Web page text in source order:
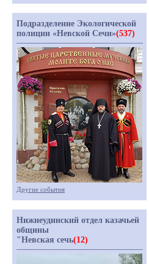
Подразделение Экологической
полиции «Невской Сечи»(537)
Другие события
Нижнеудинский отдел казачьей
общины
"Невская сечь(12)